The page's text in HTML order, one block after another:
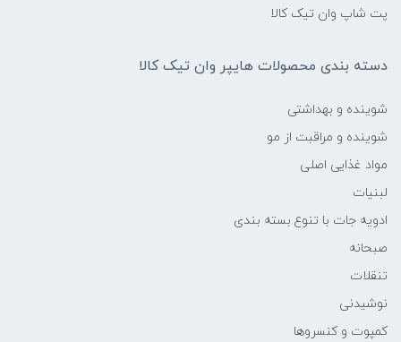
پت شاپ وان تیک کالا
دسته بندی محصولات هایپر وان تیک کالا
شوینده و بهداشتی
شوینده و مراقبت از مو
مواد غذایی اصلی
لبنیات
ادویه جات با تنوع بسته بندی
صبحانه
تنقلات
نوشیدنی
کمپوت و کنسروها